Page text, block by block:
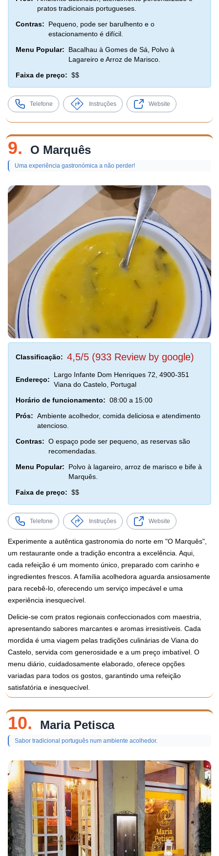
pratos tradicionais portugueses.
Contras:
Pequeno, pode ser barulhento e o
estacionamento é difícil.
Menu Popular:
Bacalhau à Gomes de Sá, Polvo à
Lagareiro e Arroz de Marisco.
Faixa de preço: $$
Telefone Instruções Website
9. O Marquês
Uma experiência gastronómica a não perder!
Classificação: 4,5/5 (933 Review by google)
Endereço:
Largo Infante Dom Henriques 72, 4900-351
Viana do Castelo, Portugal
Horário de funcionamento: 08:00 a 15:00
Prós: Ambiente acolhedor, comida deliciosa e atendimento
atencioso.
Contras: O espaço pode ser pequeno, as reservas são
recomendadas.
Menu Popular:
Polvo à lagareiro, arroz de marisco e bife à
Marquês.
Faixa de preço: $$
Telefone Instruções Website
Experimente a autêntica gastronomia do norte em "O Marquês",
um restaurante onde a tradição encontra a excelência. Aqui,
cada refeição é um momento único, preparado com carinho e
ingredientes frescos. A família acolhedora aguarda ansiosamente
para recebê-lo, oferecendo um serviço impecável e uma
experiência inesquecível.
Delicie-se com pratos regionais confeccionados com maestria,
apresentando sabores marcantes e aromas irresistíveis. Cada
mordida é uma viagem pelas tradições culinárias de Viana do
Castelo, servida com generosidade e a um preço imbatível. O
menu diário, cuidadosamente elaborado, oferece opções
variadas para todos os gostos, garantindo uma refeição
satisfatória e inesquecível.
10. Maria Petisca
Sabor tradicional português num ambiente acolhedor.